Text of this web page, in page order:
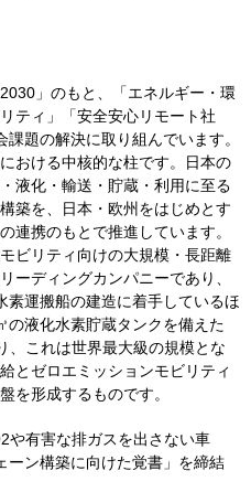
2030 」のもと、「エネルギー・環
ティ」「安全安心リモート社
題の解決に取り組んでいます。
おける中核的な柱です。日本の
液化・輸送・貯蔵・利用に至る
築を、日本・欧州をはじめとす
連携のもとで推進しています。
ビリティ向けの大規模・長距離
ーディングカンパニーであり、
素運搬船の建造に着手しているほ
の液化水素貯蔵タンクを備えた
、これは世界最大級の規模とな
とゼロエミッションモビリティ
を形成するものです。
や有害な排ガスを出さない車
ーン構築に向けた覚書」を締結